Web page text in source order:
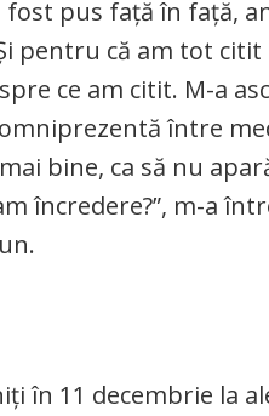
pus față în față,
pentru că am tot
ce am citit. M-a
între
bine, ca să nu
încredere?”, m-a
în 11 decembrie la